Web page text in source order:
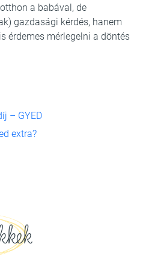
a babával, de
gazdasági kérdés, hanem
érdemes mérlegelni a döntés
– GYED
extra?